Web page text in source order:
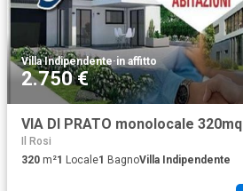
Villa Indipendente·in affitto
2.750 €
VIA DI PRATO monolocale 320mq
Il Rosi
320 m²1 Locale1 BagnoVilla Indipendente